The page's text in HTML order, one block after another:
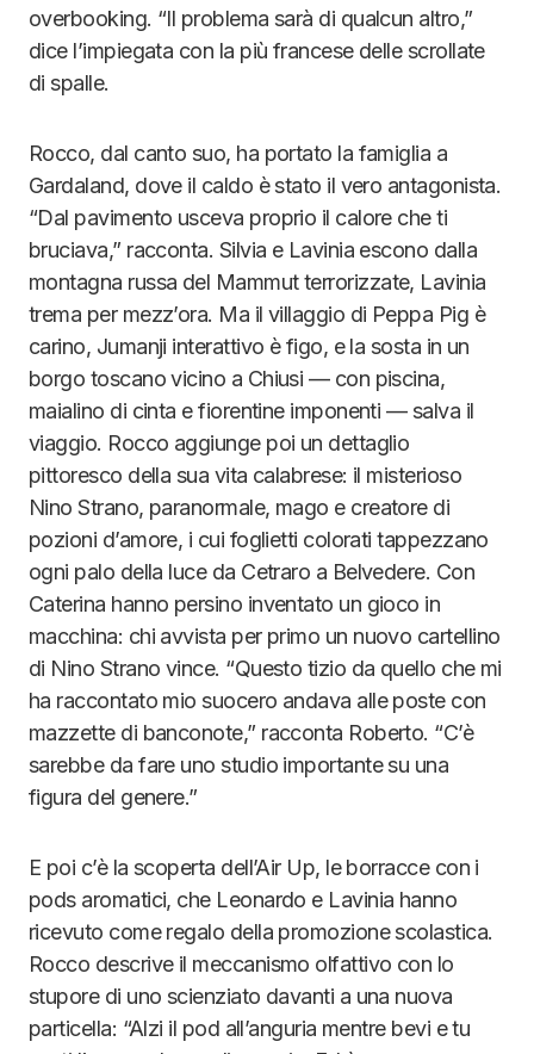
overbooking. “Il problema sarà di qualcun altro,”
dice l’impiegata con la più francese delle scrollate
di spalle.
Rocco, dal canto suo, ha portato la famiglia a
Gardaland, dove il caldo è stato il vero antagonista.
“Dal pavimento usceva proprio il calore che ti
bruciava,” racconta. Silvia e Lavinia escono dalla
montagna russa del Mammut terrorizzate, Lavinia
trema per mezz’ora. Ma il villaggio di Peppa Pig è
carino, Jumanji interattivo è figo, e la sosta in un
borgo toscano vicino a Chiusi — con piscina,
maialino di cinta e fiorentine imponenti — salva il
viaggio. Rocco aggiunge poi un dettaglio
pittoresco della sua vita calabrese: il misterioso
Nino Strano, paranormale, mago e creatore di
pozioni d’amore, i cui foglietti colorati tappezzano
ogni palo della luce da Cetraro a Belvedere. Con
Caterina hanno persino inventato un gioco in
macchina: chi avvista per primo un nuovo cartellino
di Nino Strano vince. “Questo tizio da quello che mi
ha raccontato mio suocero andava alle poste con
mazzette di banconote,” racconta Roberto. “C’è
sarebbe da fare uno studio importante su una
figura del genere.”
E poi c’è la scoperta dell’Air Up, le borracce con i
pods aromatici, che Leonardo e Lavinia hanno
ricevuto come regalo della promozione scolastica.
Rocco descrive il meccanismo olfattivo con lo
stupore di uno scienziato davanti a una nuova
particella: “Alzi il pod all’anguria mentre bevi e tu